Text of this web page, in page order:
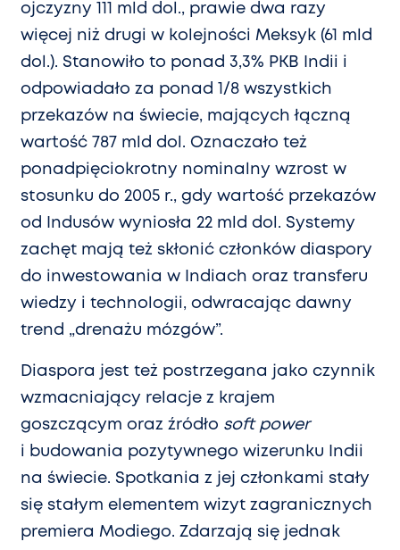
ojczyzny 111 mld dol., prawie dwa razy
więcej niż drugi w kolejności Meksyk (61 mld
dol.). Stanowiło to ponad 3,3% PKB Indii i
odpowiadało za ponad 1/8 wszystkich
przekazów na świecie, mających łączną
wartość 787 mld dol. Oznaczało też
ponadpięciokrotny nominalny wzrost w
stosunku do 2005 r., gdy wartość przekazów
od Indusów wyniosła 22 mld dol. Systemy
zachęt mają też skłonić członków diaspory
do inwestowania w Indiach oraz transferu
wiedzy i technologii, odwracając dawny
trend „drenażu mózgów”.
Diaspora jest też postrzegana jako czynnik
wzmacniający relacje z krajem
goszczącym oraz źródło soft power
i budowania pozytywnego wizerunku Indii
na świecie. Spotkania z jej członkami stały
się stałym elementem wizyt zagranicznych
premiera Modiego. Zdarzają się jednak